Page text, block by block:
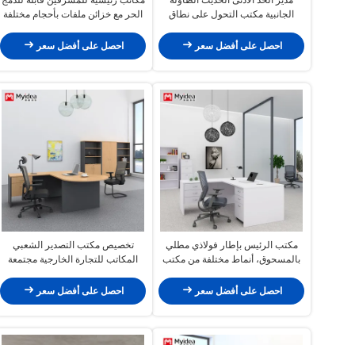
الجانبية مكتب التحول على نطاق
احصل على أفضل سعر
الحر مع خزائن ملفات بأحجام مختلفة
احصل على أفضل سعر
مكتب الرئيس بإطار فولاذي مطلي
بالمسحوق، أنماط مختلفة من مكتب
احصل على أفضل سعر
تخصيص مكتب التصدير الشعبي
المكاتب للتجارة الخارجية مجتمعة
احصل على أفضل سعر